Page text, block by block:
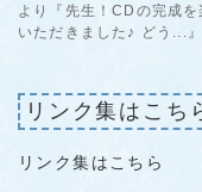
より『先生！CDの完成
いただきました♪ どう...
リンク集はこち
リンク集はこちら